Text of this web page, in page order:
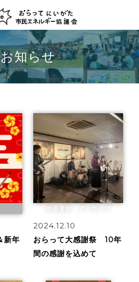
お知らせ
新年
めるまが アーカイブ
2024.12.10
おらって大感謝祭 10年
間の感謝を込めて